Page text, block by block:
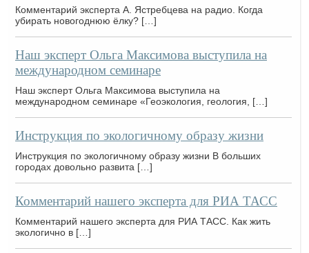
Комментарий эксперта А. Ястребцева на радио. Когда
убирать новогоднюю ёлку? […]
Наш эксперт Ольга Максимова выступила на
международном семинаре
Наш эксперт Ольга Максимова выступила на
международном семинаре «Геоэкология, геология, […]
Инструкция по экологичному образу жизни
Инструкция по экологичному образу жизни В больших
городах довольно развита […]
Комментарий нашего эксперта для РИА ТАСС
Комментарий нашего эксперта для РИА ТАСС. Как жить
экологично в […]